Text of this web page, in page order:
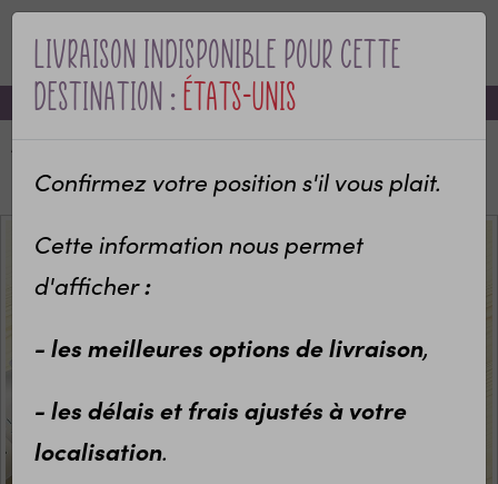
MENU
-10% sur votre première commande avec le code bienvenue
Livraison indisponible pour cette
destination :États-Unis
Confirmez votre position s'il vous plait.
Cette information nous permet
d'afficher:
- les meilleures options de livraison,
- les délais et frais ajustés à votre
localisation.
Bavoir Notre première fête des mères ensemble